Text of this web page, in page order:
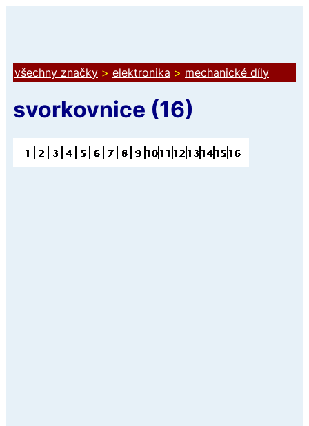
všechny značky > elektronika > mechanické díly
svorkovnice (16)